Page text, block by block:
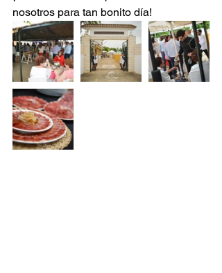
nosotros para tan bonito día!